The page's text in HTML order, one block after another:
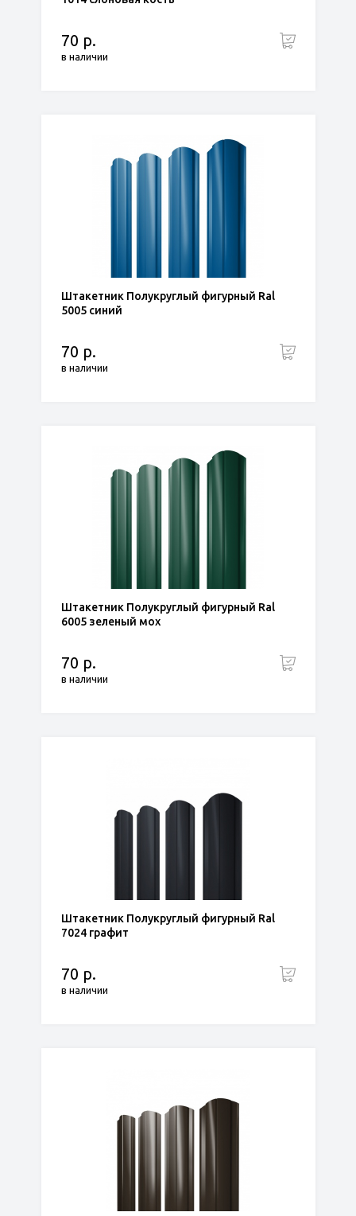
70 р.
в наличии
Штакетник Полукруглый фигурный Ral
5005 синий
70 р.
в наличии
Штакетник Полукруглый фигурный Ral
6005 зеленый мох
70 р.
в наличии
Штакетник Полукруглый фигурный Ral
7024 графит
70 р.
в наличии